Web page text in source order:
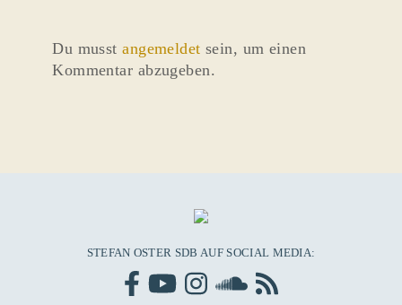
Du musstangemeldet sein, um einen
Kommentar abzugeben.
STEFAN OSTER SDB AUF SOCIAL MEDIA: